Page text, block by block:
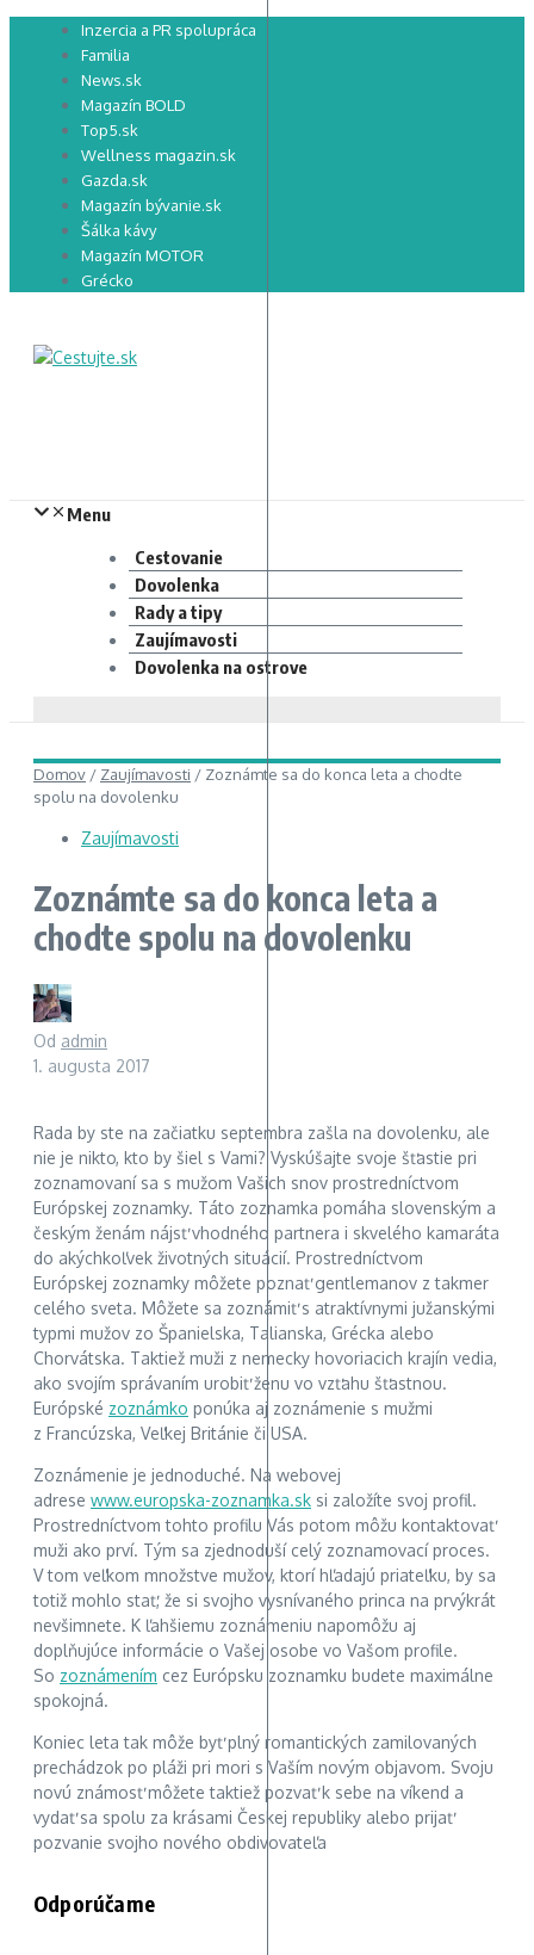
Preskočiť Inzercia a PR spolupráca
Familia
News.sk
Magazín BOLD
Top5.sk
Wellness magazin.sk
Gazda.sk
Magazín bývanie.sk
Šálka kávy
Magazín MOTOR
Grécko
Menu
Cestovanie
Dovolenka
Rady a tipy
Zaujímavosti
Dovolenka na ostrove
Domov / Zaujímavosti / Zoznámte sa do konca leta a chodte
spolu na dovolenku
Zaujímavosti
Zoznámte sa do konca leta a
chodte spolu na dovolenku
Od admin
1. augusta 2017
Rada by ste na začiatku septembra zašla na dovolenku, ale
nie je nikto, kto by šiel s Vami? Vyskúšajte svoje šťastie pri
zoznamovaní sa s mužom Vašich snov prostredníctvom
Európskej zoznamky. Táto zoznamka pomáha slovenským a
českým ženám nájsť vhodného partnera i skvelého kamaráta
do akýchkoľvek životných situácií. Prostredníctvom
Európskej zoznamky môžete poznať gentlemanov z takmer
celého sveta. Môžete sa zoznámiť s atraktívnymi južanskými
typmi mužov zo Španielska, Talianska, Grécka alebo
Chorvátska. Taktiež muži z nemecky hovoriacich krajín vedia,
ako svojím správaním urobiť ženu vo vzťahu šťastnou.
Európské zoznámko ponúka aj zoznámenie s mužmi
z Francúzska, Veľkej Británie či USA.
Zoznámenie je jednoduché. Na webovej
adrese www.europska-zoznamka.sk si založíte svoj profil.
Prostredníctvom tohto profilu Vás potom môžu kontaktovať
muži ako prví. Tým sa zjednoduší celý zoznamovací proces.
V tom veľkom množstve mužov, ktorí hľadajú priateľku, by sa
totiž mohlo stať, že si svojho vysnívaného princa na prvýkrát
nevšimnete. K ľahšiemu zoznámeniu napomôžu aj
doplňujúce informácie o Vašej osobe vo Vašom profile.
So zoznámením cez Európsku zoznamku budete maximálne
spokojná.
Koniec leta tak môže byť plný romantických zamilovaných
prechádzok po pláži pri mori s Vaším novým objavom. Svoju
novú známosť môžete taktiež pozvať k sebe na víkend a
vydať sa spolu za krásami Českej republiky alebo prijať
pozvanie svojho nového obdivovateľa
Odporúčame